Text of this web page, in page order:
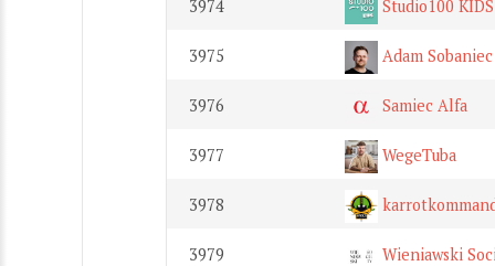
3974 Studio100
3975 Adam Sobaniec
3976 Samiec Alfa
3977 WegeTuba
3978
3979 Wieniawski